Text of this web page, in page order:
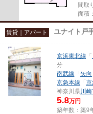
間取
面積
賃貸｜アパート ユナイト戸
京浜東北線 「
分
南武線 「 矢向
京急本線 「
神奈川県川
5.8万円
築年数：築9